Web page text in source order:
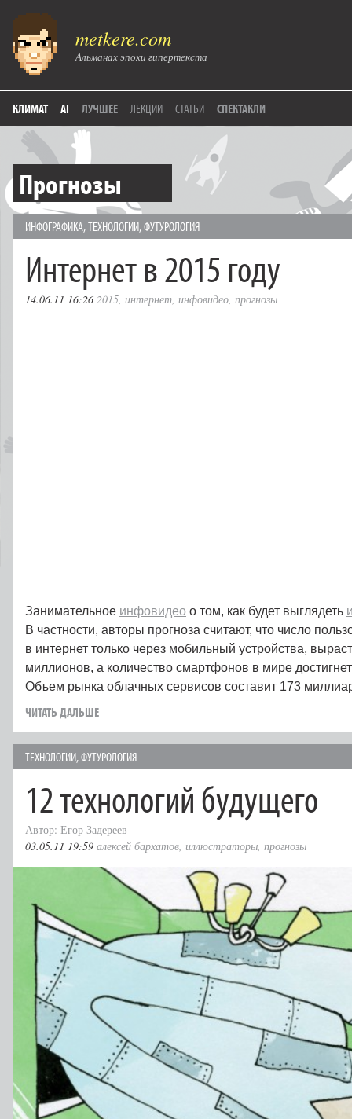
metkere.com
Альманах эпохи гипертекста
КЛИМАТ AI ЛУЧШЕЕ ЛЕКЦИИ СТАТЬИ СПЕКТАКЛИ
Прогнозы
ИНФОГРАФИКА,ТЕХНОЛОГИИ,ФУТУРОЛОГИЯ
Интернет в 2015 году
14.06.11 16:26 2015, интернет, инфовидео, прогнозы
Занимательное инфовидео о том, как будет выглядеть
В частности, авторы прогноза считают, что число
в интернет только через мобильный устройства,
миллионов, а количество смартфонов в мире
Объем рынка облачных сервисов составит 173
ЧИТАТЬ ДАЛЬШЕ
ТЕХНОЛОГИИ,ФУТУРОЛОГИЯ
12 технологий будущего
Автор: Егор Задереев
03.05.11 19:59 алексей бархатов, иллюстраторы, прогнозы